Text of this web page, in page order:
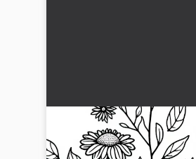
Pinnsvin sitter mellom
Fargeleggingsbilde